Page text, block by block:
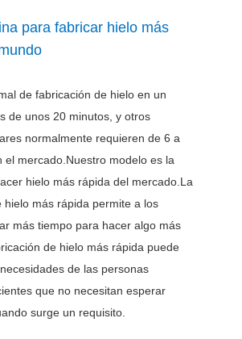
para fabricar hielo más
de fabricación de hielo en un
de unos 20 minutos, y otros
normalmente requieren de 6 a
el mercado.Nuestro modelo es la
hielo más rápida del mercado.La
hielo más rápida permite a los
más tiempo para hacer algo más
de hielo más rápida puede
de las personas
que no necesitan esperar
surge un requisito.